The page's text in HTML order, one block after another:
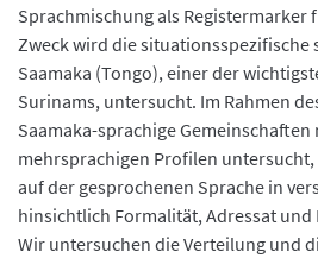
Sprachmischung als
Zweck wird die situationsspezifische
Saamaka (Tongo), einer der
Surinams, untersucht. Im Rahmen
Saamaka-sprachige
mehrsprachigen Profilen
auf der gesprochenen Sprache in
hinsichtlich Formalität, Adressat
Wir untersuchen die Verteilung und